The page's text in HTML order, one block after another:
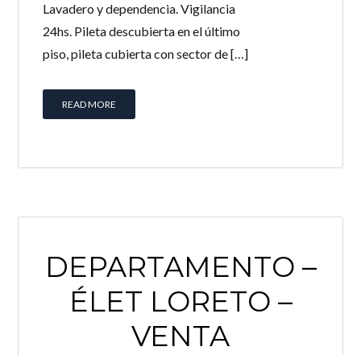
Lavadero y dependencia. Vigilancia
24hs. Pileta descubierta en el último
piso, pileta cubierta con sector de […]
READ MORE
DEPARTAMENTO –
ÉLET LORETO –
VENTA